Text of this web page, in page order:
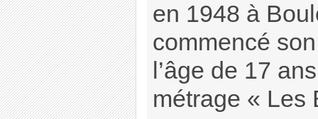
en 1948 à
commencé
l’âge de 17
métrage «